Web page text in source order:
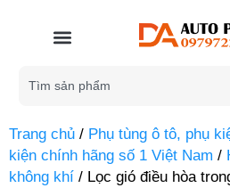
Trang chủ / Phụ tùng ô tô, phụ
kiện chính hãng số 1 Việt Nam /
không khí / Lọc gió điều hòa